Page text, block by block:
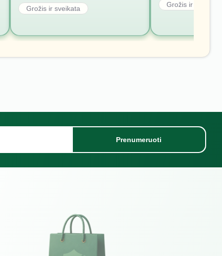
Grožis ir sveikata Grožis ir sveikata
Prenumeruoti